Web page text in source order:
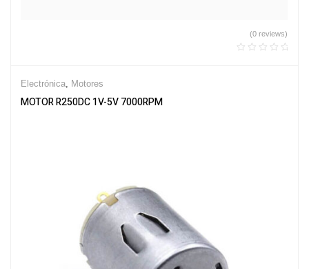
(0 reviews)
Electrónica, Motores
MOTOR R250DC 1V-5V 7000RPM